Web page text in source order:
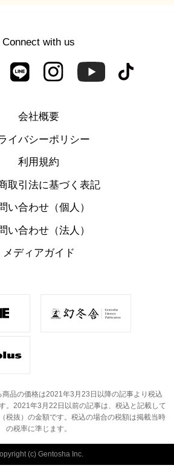
Connect with us
会社概要
イバシーポリシー
利用規約
取引法に基づく表記
い合わせ（個人）
い合わせ（法人）
メディアガイド
品の価格は2021年3月23日以降の記事より税込
。
2021年3月22日以前の記事は、税込と記載して
税抜）の金額です。 税込の場合の税額は掲載当時
の税率に準じます。
(c) Gentosha Inc.